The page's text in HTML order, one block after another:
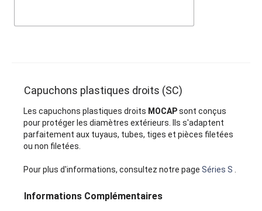
Capuchons plastiques droits (SC)
Les capuchons plastiques droits MOCAPsont conçus
pour protéger les diamètres extérieurs. Ils s'adaptent
parfaitement aux tuyaus, tubes, tiges et pièces filetées
ou non filetées.
Pour plus d'informations, consultez notre pageSéries S
Informations Complémentaires